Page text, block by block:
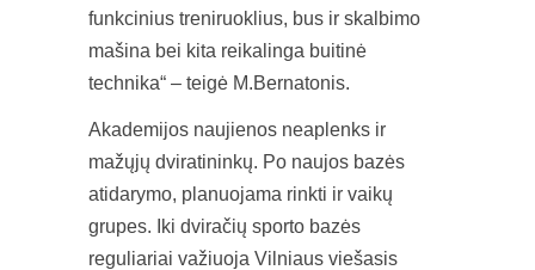
funkcinius treniruoklius, bus ir skalbimo
mašina bei kita reikalinga buitinė
technika“ – teigė M.Bernatonis.
Akademijos naujienos neaplenks ir
mažųjų dviratininkų. Po naujos bazės
atidarymo, planuojama rinkti ir vaikų
grupes. Iki dviračių sporto bazės
reguliariai važiuoja Vilniaus viešasis